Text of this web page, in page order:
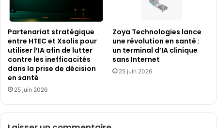
Partenariat stratégique
entre HTEC et Xsolis pour
utiliser l’IA afin de lutter
contre les inefficacités
dans la prise de décision
en santé
25 juin 2026
Zoya Technologies lance
une révolution en santé :
un terminal d’IA clinique
sans Internet
25 juin 2026